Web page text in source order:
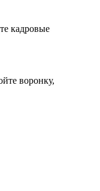
кадровые
воронку,